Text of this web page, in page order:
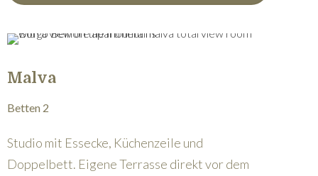
Malva
Betten 2
Studio mit Essecke, Küchenzeile und
Doppelbett. Eigene Terrasse direkt vor dem